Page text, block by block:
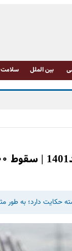
بین الملل سلامت